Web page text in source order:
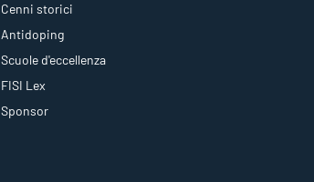
Cenni storici
Antidoping
Scuole d'eccellenza
FISI Lex
Sponsor